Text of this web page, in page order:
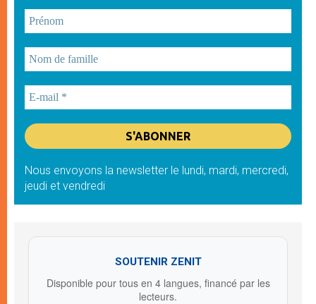
Nous envoyons la newsletter le lundi, mardi, mercredi,
jeudi et vendredi
SOUTENIR ZENIT
Disponible pour tous en 4 langues, financé par les
lecteurs.